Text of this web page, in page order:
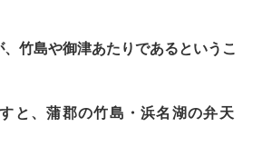
竹島や御津あたりであるというこ
と、蒲郡の竹島・浜名湖の弁天